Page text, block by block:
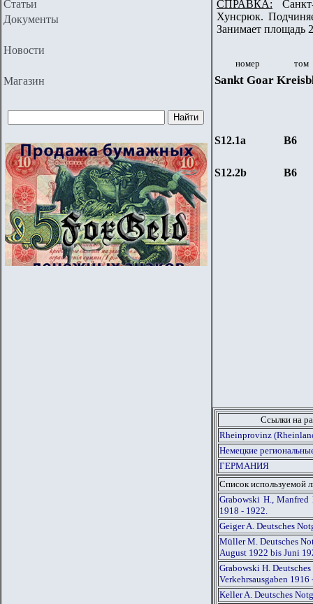
Статьи
Документы
Новости
Магазин
СПРАВКА:
Хунсрюк.
Занимает площадь
номер том
Sankt Goar
S12.1a B6
S12.2b B6
Ссылки на
Rheinprovinz
Немецкие
ГЕРМАНИЯ
Список используемой
Grabowski H., Manfred
1918 - 1922.
Geiger A. Deutsches
Müller M. Deutsches
August 1922 bis Juni
Grabowski H.
Verkehrsausgaben 1916
Keller A. Deutsches